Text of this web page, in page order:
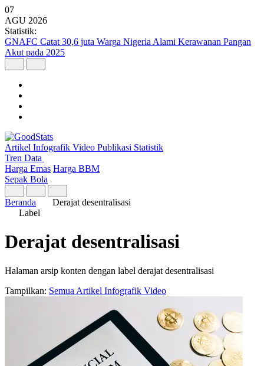
07
AGU 2026
Statistik:
GNAFC Catat 30,6 juta Warga Nigeria Alami Kerawanan Pangan
Akut pada 2025
Artikel Infografik Video Publikasi Statistik
Tren Data
Harga Emas Harga BBM
Sepak Bola
Beranda
Derajat desentralisasi
Label
Derajat desentralisasi
Halaman arsip konten dengan label derajat desentralisasi
Tampilkan: Semua Artikel Infografik Video